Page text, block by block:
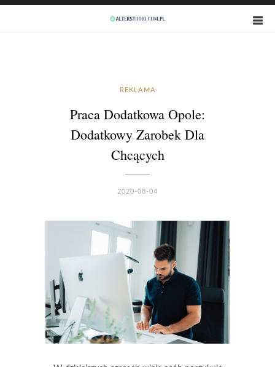
REKLAMA
Praca Dodatkowa Opole:
Dodatkowy Zarobek Dla
Chcących
2020-08-04